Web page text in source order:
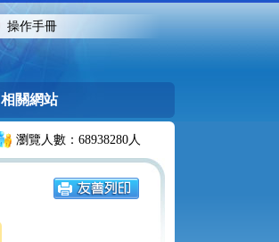
操作手冊
相關網站
瀏覽人數：68938280人